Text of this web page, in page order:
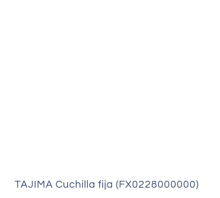
TAJIMA Cuchilla fija (FX0228000000)